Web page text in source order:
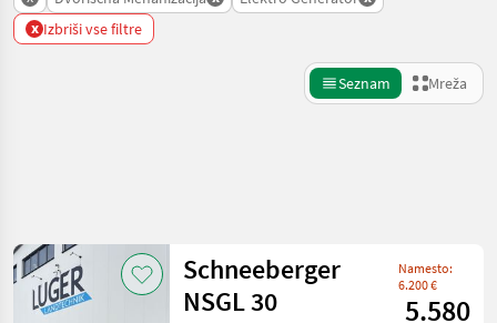
x Izbriši vse filtre
Seznam Mreža
Kategorija 3 Država Filtri
Schneeberger
NSGL 30
Namesto:
6.200 €
5.580